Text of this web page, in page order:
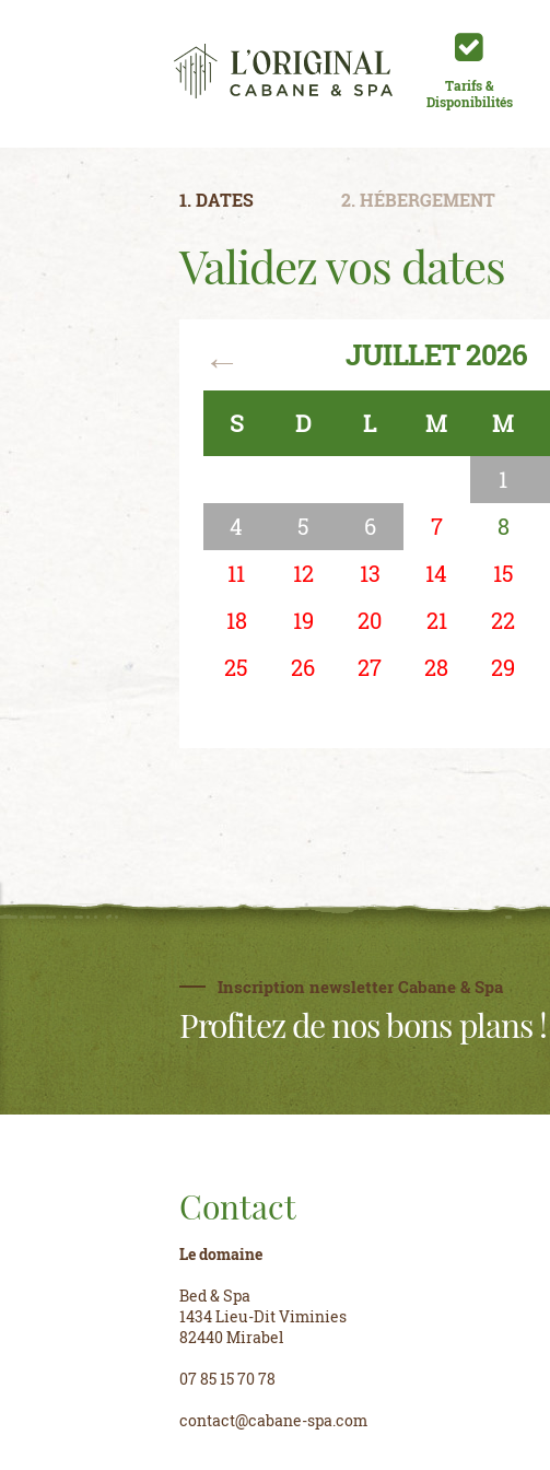
Tarifs &
Disponibilités
1. DATES 2. HÉBERGEMENT
Validez vos dates
← JUILLET 2026
S D L M M
1
4
5 6 7 8
11
12 13 14 15
18
19 20 21 22
25
26 27 28 29
Inscription newsletter Cabane & Spa
Profitez de nos bons plans !
Contact
Le domaine
Bed & Spa
1434 Lieu-Dit Viminies
82440 Mirabel
07 85 15 70 78
contact@cabane-spa.com